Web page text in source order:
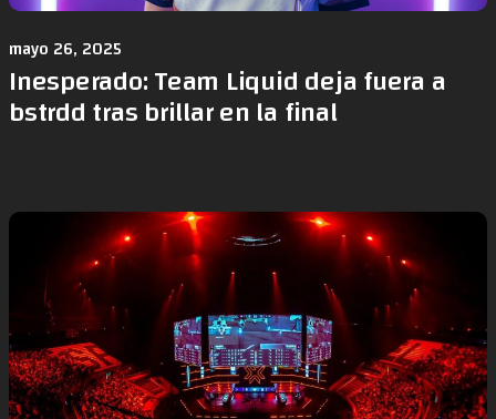
mayo 26, 2025
Inesperado: Team Liquid deja fuera a
bstrdd tras brillar en la final